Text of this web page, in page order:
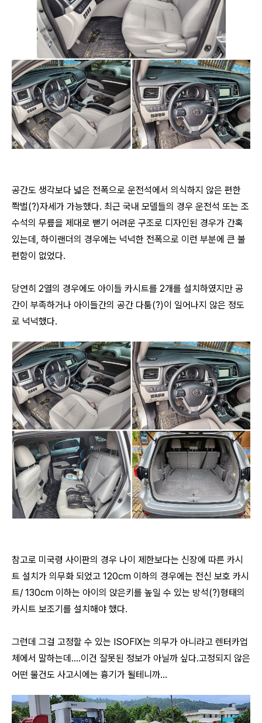
공간도 생각보다 넓은 전폭으로 운전석에서 의식하지 않은 편한
쫙벌(?)자세가 가능했다. 최근 국내 모델들의 경우 운전석 또는 조
수석의 무릎을 제대로 뻗기 어려운 구조로 디자인된 경우가 간혹
있는데, 하이랜더의 경우에는 넉넉한 전폭으로 이런 부분에 큰 불
편함이 없었다.
당연히 2열의 경우에도 아이들 카시트를 2개를 설치하였지만 공
간이 부족하거나 아이들간의 공간 다툼(?)이 일어나지 않은 정도
로 넉넉했다.
참고로 미국령 사이판의 경우 나이 제한보다는 신장에 따른 카시
트 설치가 의무화 되었고 120cm 이하의 경우에는 전신 보호 카시
트/ 130cm 이하는 아이의 앉은키를 높일 수 있는 방석(?)형태의
카시트 보조기를 설치해야 했다.
그런데 그걸 고정할 수 있는 ISOFIX는 의무가 아니라고 렌터카업
체에서 말하는데....이건 잘못된 정보가 아닐까 싶다.고정되지 않은
어떤 물건도 사고시에는 흉기가 될테니까...